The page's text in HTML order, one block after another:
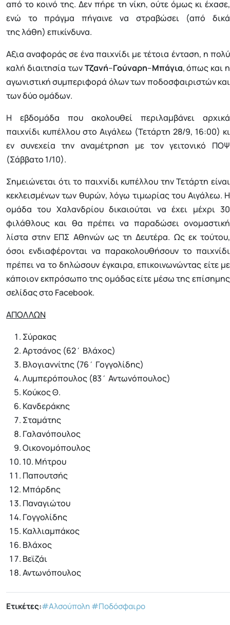
από το κοινό της. Δεν πήρε τη νίκη, ούτε όμως κι έχασε,
ενώ το πράγμα πήγαινε να στραβώσει (από δικά
της λάθη) επικίνδυνα.
Αξια αναφοράς σε ένα παιχνίδι με τέτοια ένταση, η πολύ
καλή διαιτησία τωνΤζανή–Γούναρη–Μπάγια, όπως και η
αγωνιστική συμπεριφορά όλων των ποδοσφαιριστών και
των δύο ομάδων.
Η εβδομάδα που ακολουθεί περιλαμβάνει αρχικά
παιχνίδι κυπέλλου στο Αιγάλεω (Τετάρτη 28/9, 16:00) κι
εν συνεχεία την αναμέτρηση με τον γειτονικό ΠΟΨ
(Σάββατο 1/10).
Σημειώνεται ότι το παιχνίδι κυπέλλου την Τετάρτη είναι
κεκλεισμένων των θυρών, λόγω τιμωρίας του Αιγάλεω. Η
ομάδα του Χαλανδρίου δικαιούται να έχει μέχρι 30
φιλάθλους και θα πρέπει να παραδώσει ονομαστική
λίστα στην ΕΠΣ Αθηνών ως τη Δευτέρα. Ως εκ τούτου,
όσοι ενδιαφέρονται να παρακολουθήσουν το παιχνίδι
πρέπει να το δηλώσουν έγκαιρα, επικοινωνώντας είτε με
κάποιον εκπρόσωπο της ομάδας είτε μέσω της επίσημης
σελίδας στο Facebook.
ΑΠΟΛΛΩΝ
Σύρακας
Αρτσάνος (62΄ Βλάχος)
Βλογιαννίτης (76΄ Γογγολίδης)
Λυμπερόπουλος (83΄ Αντωνόπουλος)
Κούκος Θ.
Κανδεράκης
Σταμάτης
Γαλανόπουλος
Οικονομόπουλος
10. Μήτρου
Παπουτσής
Μπάρδης
Παναγιώτου
Γογγολίδης
Καλλιαμπάκος
Βλάχος
Βεϊζάι
Αντωνόπουλος
Ετικέτες:#Αλσούπολη#Ποδόσφαιρο